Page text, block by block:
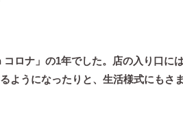
コロナ」 の1年でした。店の入り口に
ようになったりと、生活様式にもさ